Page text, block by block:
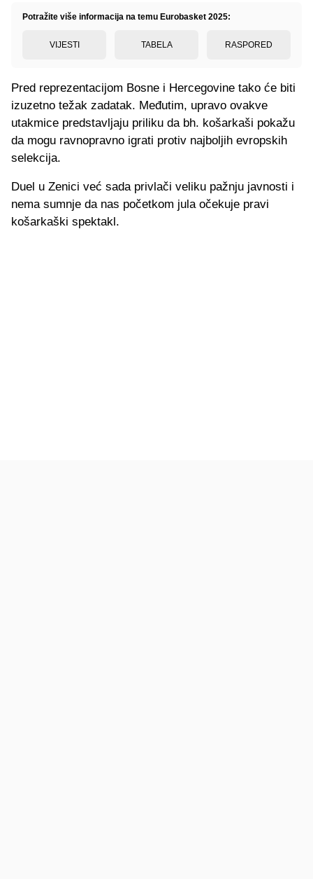
Potražite više informacija na temu Eurobasket 2025:
VIJESTI TABELA RASPORED
Pred reprezentacijom Bosne i Hercegovine tako će biti
izuzetno težak zadatak. Međutim, upravo ovakve
utakmice predstavljaju priliku da bh. košarkaši pokažu
da mogu ravnopravno igrati protiv najboljih evropskih
selekcija.
Duel u Zenici već sada privlači veliku pažnju javnosti i
nema sumnje da nas početkom jula očekuje pravi
košarkaški spektakl.